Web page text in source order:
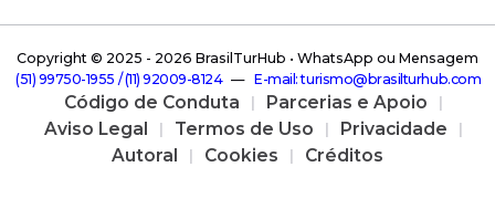
Copyright © 2025 - 2026 BrasilTurHub • WhatsApp ou Mensagem
( 5 1 ) 9 9 7 5 0 - 1 9 5 5 / ( 1 1 ) 9 2 0 0 9 - 8 1 2 4—E - m a i l : t u r i s m o @ b r a s i l t u r h u b . c o m
Código de Conduta
Parcerias e Apoio
Aviso Legal
Termos de Uso
Privacidade
Autoral
Cookies Créditos